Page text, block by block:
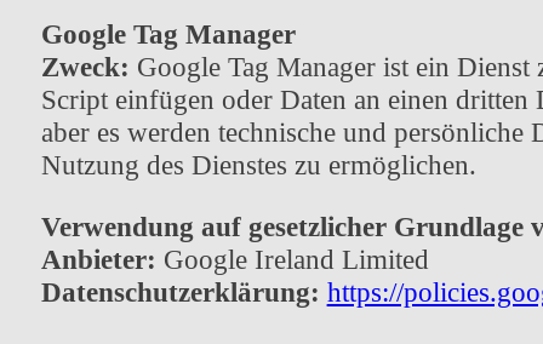
Google Tag Manager
Zweck: Google Tag Manager ist ein
Script einfügen oder Daten an einen dritten
aber es werden technische und
Nutzung des Dienstes zu ermöglichen.
Verwendung auf gesetzlicher Grundlage
Anbieter: Google Ireland Limited
Datenschutzerklärung: https://